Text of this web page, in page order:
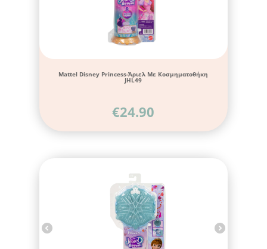
Mattel Disney Princess-Άριελ Με Κοσμηματοθήκη
JHL49
€24.90